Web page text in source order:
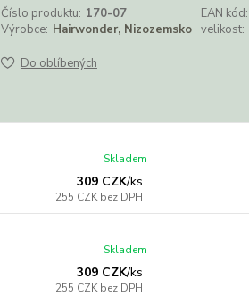
Číslo produktu: 170-07 EAN kód:
Výrobce: Hairwonder, Nizozemsko velikost:
Do oblíbených
309 CZK/ks
255 CZKbez DPH
Skladem
309 CZK/ks
255 CZKbez DPH
Skladem